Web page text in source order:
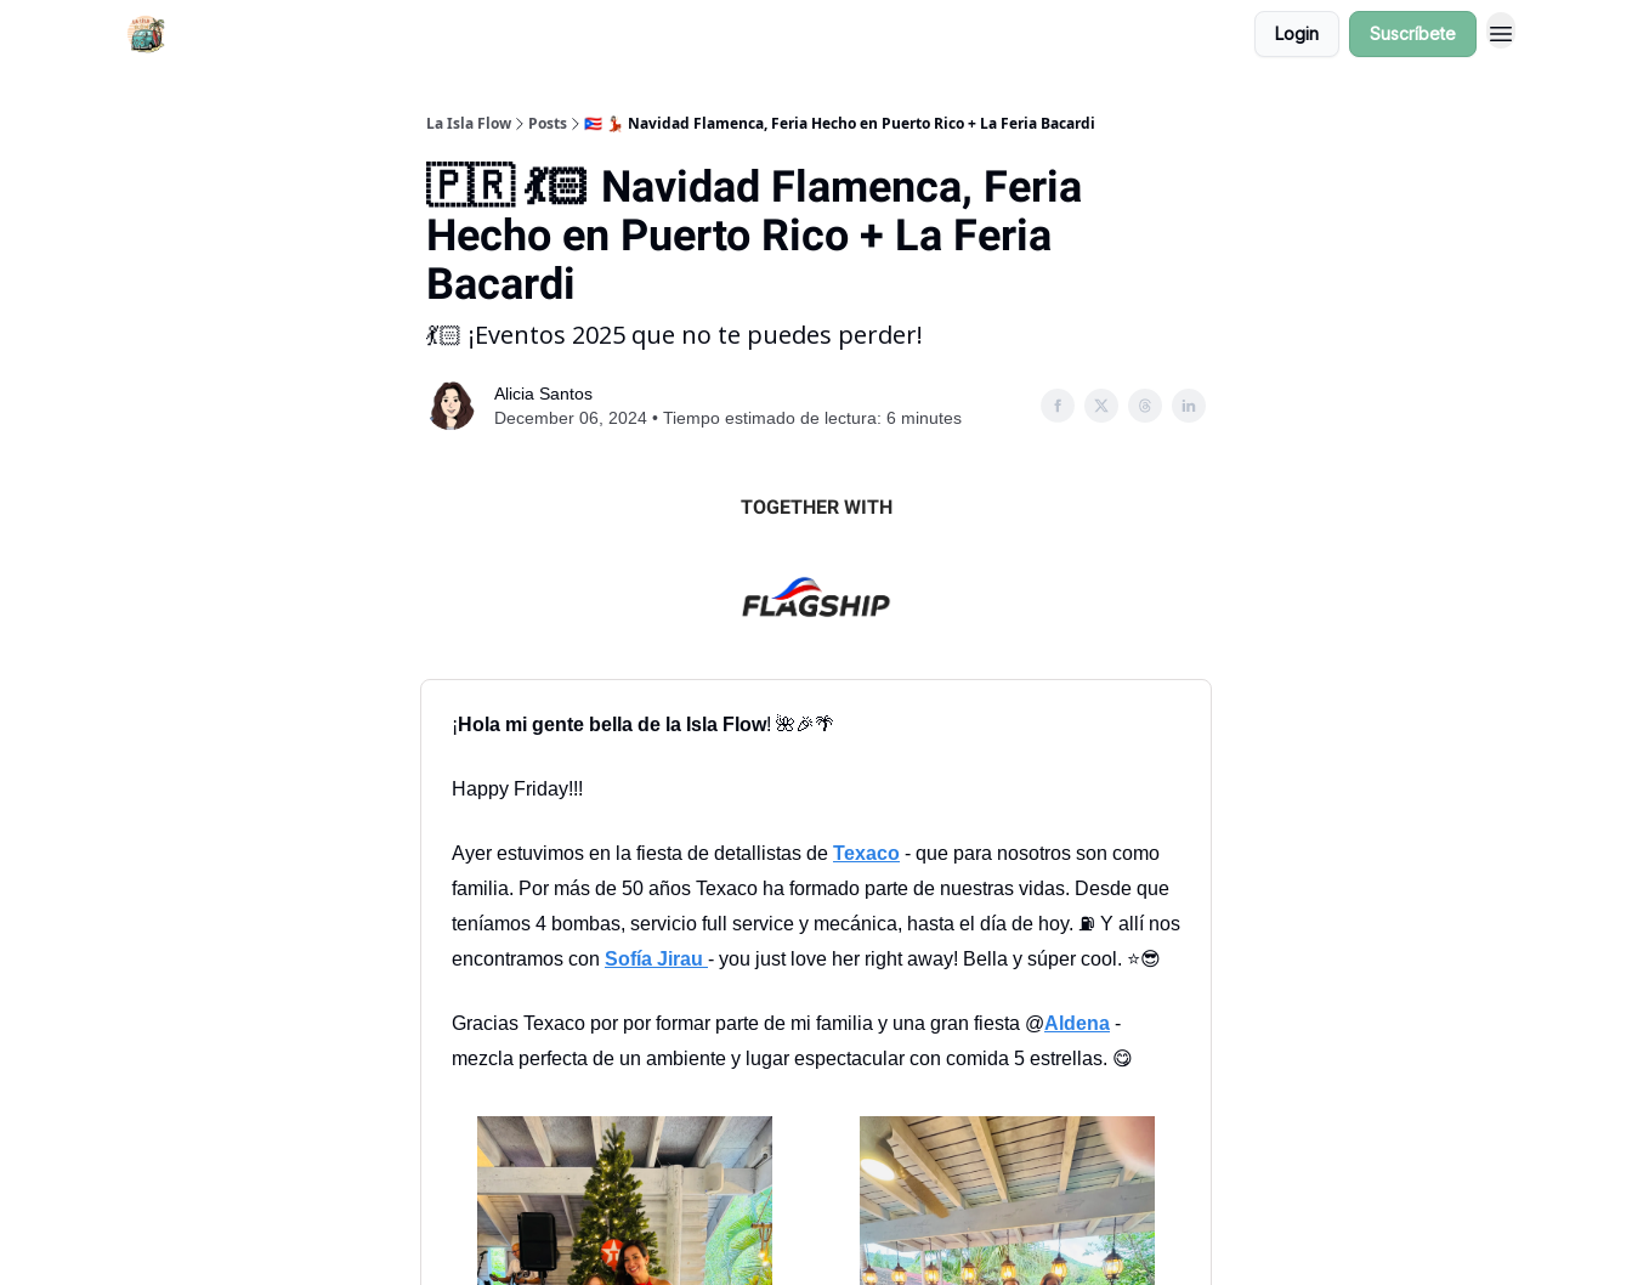
Login Suscríbete
La Isla Flow Posts 🇵🇷 💃🏻 Navidad Flamenca, Feria Hecho en Puerto Rico + La Feria Bacardi
🇵🇷 💃🏻 Navidad Flamenca, Feria
Hecho en Puerto Rico + La Feria
Bacardi
💃🏻 ¡Eventos 2025 que no te puedes perder!
Alicia Santos
December 06, 2024 • Tiempo estimado de lectura: 6 minutes
TOGETHER WITH
¡ Hola mi gente bella de la Isla Flow! 🌺🎉🌴
Happy Friday!!!
Ayer estuvimos en la fiesta de detallistas de Texaco - que para nosotros son como
familia. Por más de 50 años Texaco ha formado parte de nuestras vidas. Desde que
teníamos 4 bombas, servicio full service y mecánica, hasta el día de hoy. ⛽ Y allí nos
encontramos con Sofía Jirau - you just love her right away! Bella y súper cool. ⭐😎
Gracias Texaco por por formar parte de mi familia y una gran fiesta @Aldena -
mezcla perfecta de un ambiente y lugar espectacular con comida 5 estrellas. 😋